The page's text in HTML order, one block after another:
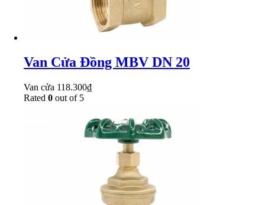
Van Cửa Đồng MBV DN 20
Van cửa 118.300₫
Rated 0 out of 5